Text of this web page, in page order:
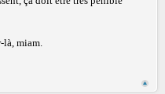
là, miam.